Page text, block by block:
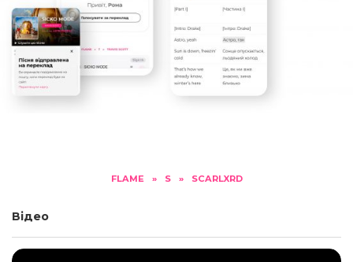
FLAME » S » SCARLXRD
Відео